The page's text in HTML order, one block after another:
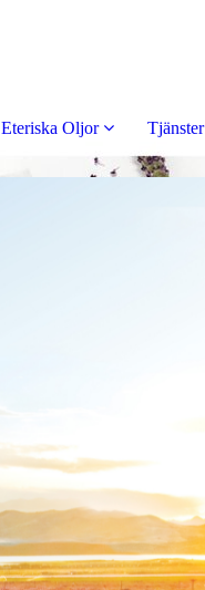
Eteriska Oljor Tjänster